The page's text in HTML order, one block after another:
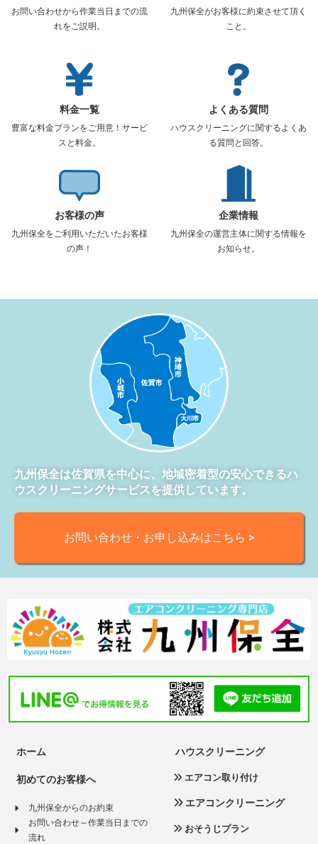
お問い合わせから作業当日までの流
れをご説明。
九州保全がお客様に約束させて頂く
こと。
料金一覧
豊富な料金プランをご用意！サービ
スと料金。
よくある質問
ハウスクリーニングに関するよくあ
る質問と回答。
お客様の声
九州保全をご利用いただいたお客様
の声！
企業情報
九州保全の運営主体に関する情報を
お知らせ。
九州保全は佐賀県を中心に、地域密着型の安心できるハ
ウスクリーニングサービスを提供しています。
お問い合わせ・お申し込みはこちら >
ホーム
初めてのお客様へ
九州保全からのお約束
お問い合わせ～作業当日までの
流れ
ハウスクリーニング
エアコン取り付け
エアコンクリーニング
おそうじプラン